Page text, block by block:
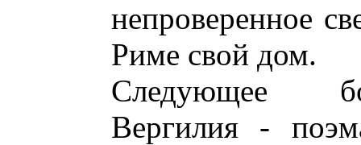
непроверенное
Риме свой дом.
Следующее
Вергилия -